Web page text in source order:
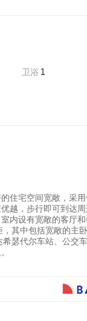
卫浴 1
住宅空间宽敞，采
越，步行即可到达
内设有宽敞的客厅
其中包括宽敞的
瑟代尔车站、公交